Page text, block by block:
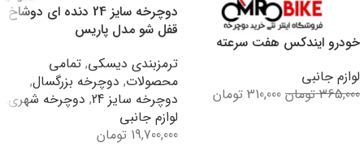
خودرو ایندکس هفت سرعته
لوازم جانبی
365,000 تومان 310,000 تومان
دوچرخه سایز 24 دنده ای دوشاخ
قفل شو مدل پاریس
ترمزبندی دیسکی, تمامی
محصولات, دوچرخه بزرگسال,
دوچرخه سایز 24
, دوچرخه شهری
لوازم جانبی
19,700,000 تومان